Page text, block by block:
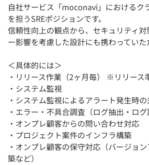
自社サービス「moconavi」におけるク
を担うSREポジションです。
信頼性向上の観点から、セキュリティ
ー影響を考慮した設計にも携わっていた
＜具体的には＞
・リリース作業（2ヶ月毎） ※リリース
・システム監視
・システム監視によるアラート発生時
・エラー・不具合調査（ログ抽出・ログ
・オンプレ顧客からの問い合わせ対応
・プロジェクト案件のインフラ構築
・オンプレ顧客の保守対応（バージョ
築など）